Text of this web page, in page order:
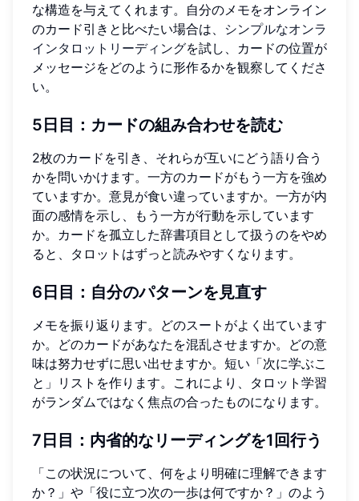
な構造を与えてくれます。自分のメモをオンライン
のカード引きと比べたい場合は、 シンプルなオンラ
インタロットリーディングを試し、カードの位置が
メッセージをどのように形作るかを観察してくださ
い。
5日目：カードの組み合わせを読む
2枚のカードを引き、それらが互いにどう語り合う
かを問いかけます。一方のカードがもう一方を強め
ていますか。意見が食い違っていますか。一方が内
面の感情を示し、もう一方が行動を示しています
か。カードを孤立した辞書項目として扱うのをやめ
ると、タロットはずっと読みやすくなります。
6日目：自分のパターンを見直す
メモを振り返ります。どのスートがよく出ています
か。どのカードがあなたを混乱させますか。どの意
味は努力せずに思い出せますか。短い「次に学ぶこ
と」リストを作ります。これにより、タロット学習
がランダムではなく焦点の合ったものになります。
7日目：内省的なリーディングを1回行う
「この状況について、何をより明確に理解できます
か？」や「役に立つ次の一歩は何ですか？」のよう